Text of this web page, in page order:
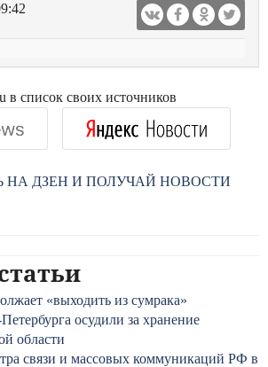
в список своих источников
ДЗЕН И ПОЛУЧАЙ НОВОСТИ
«выходить из сумрака»
осудили за хранение
области
связи и массовых коммуникаций РФ в